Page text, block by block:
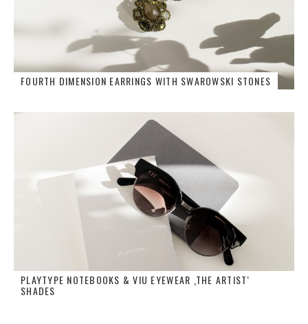
FOURTH DIMENSION EARRINGS WITH SWAROWSKI STONES
PLAYTYPE NOTEBOOKS & VIU EYEWEAR ‚THE ARTIST‘
SHADES